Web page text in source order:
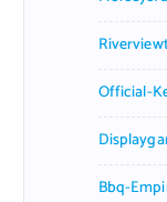
Official-
Bbq-